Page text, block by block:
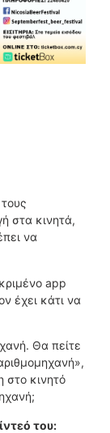
στα κινητά,
να
app
έχει κάτι να
Θα πείτε
στο κινητό
του: